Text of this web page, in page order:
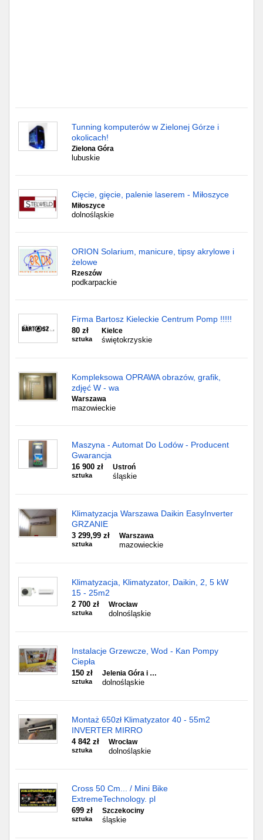
Tunning komputerów w Zielonej Górze i
okolicach!
Zielona Góra
lubuskie
Cięcie, gięcie, palenie laserem - Miłoszyce
Miłoszyce
dolnośląskie
ORION Solarium, manicure, tipsy akrylowe i
żelowe
Rzeszów
podkarpackie
Firma Bartosz Kieleckie Centrum Pomp !!!!!
80 zł
sztuka
Kielce
świętokrzyskie
Kompleksowa OPRAWA obrazów, grafik,
zdjęć W - wa
Warszawa
mazowieckie
Maszyna - Automat Do Lodów - Producent
Gwarancja
16 900 zł
sztuka
Ustroń
śląskie
Klimatyzacja Warszawa Daikin EasyInverter
GRZANIE
3 299,99 zł
sztuka
Warszawa
mazowieckie
Klimatyzacja, Klimatyzator, Daikin, 2, 5 kW
15 - 25m2
2 700 zł
sztuka
Wrocław
dolnośląskie
Instalacje Grzewcze, Wod - Kan Pompy
Ciepła
150 zł
sztuka
Jelenia Góra i …
dolnośląskie
Montaż 650zł Klimatyzator 40 - 55m2
INVERTER MIRRO
4 842 zł
sztuka
Wrocław
dolnośląskie
Cross 50 Cm... / Mini Bike
ExtremeTechnology. pl
699 zł
sztuka
Szczekociny
śląskie